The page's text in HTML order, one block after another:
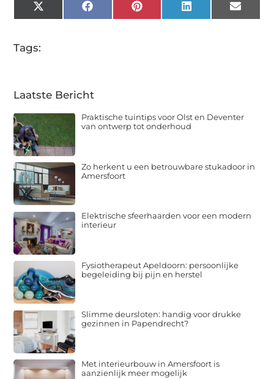
X
(Twitter)
FacebookPinterestLinkedInEmail
Tags:
Laatste Bericht
Praktische tuintips voor Olst en Deventer
van ontwerp tot onderhoud
Zo herkent u een betrouwbare stukadoor in
Amersfoort
Elektrische sfeerhaarden voor een modern
interieur
Fysiotherapeut Apeldoorn: persoonlijke
begeleiding bij pijn en herstel
Slimme deursloten: handig voor drukke
gezinnen in Papendrecht?
Met interieurbouw in Amersfoort is
aanzienlijk meer mogelijk